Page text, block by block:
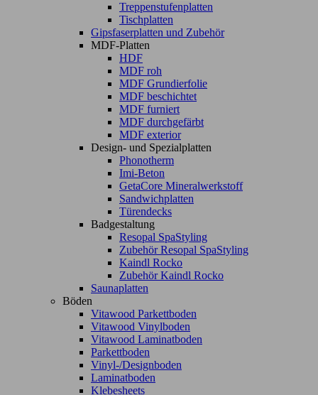
Treppenstufenplatten
Tischplatten
Gipsfaserplatten und Zubehör
MDF-Platten
HDF
MDF roh
MDF Grundierfolie
MDF beschichtet
MDF furniert
MDF durchgefärbt
MDF exterior
Design- und Spezialplatten
Phonotherm
Imi-Beton
GetaCore Mineralwerkstoff
Sandwichplatten
Türendecks
Badgestaltung
Resopal SpaStyling
Zubehör Resopal SpaStyling
Kaindl Rocko
Zubehör Kaindl Rocko
Saunaplatten
Böden
Vitawood Parkettboden
Vitawood Vinylboden
Vitawood Laminatboden
Parkettboden
Vinyl-/Designboden
Laminatboden
Klebesheets